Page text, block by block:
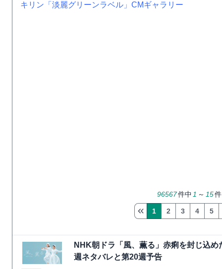
キリン「淡麗グリーンラベル」CMギャラリー
96567件中 1 ～ 15
1 2 3 4 5
NHK朝ドラ「風、薫る」赤痢を封じ込
週ネタバレと第20週予告